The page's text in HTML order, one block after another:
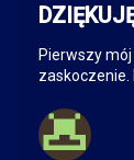
Pierwszy
zaskoczenie.